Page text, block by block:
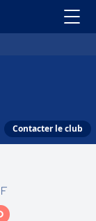
Contacter le club